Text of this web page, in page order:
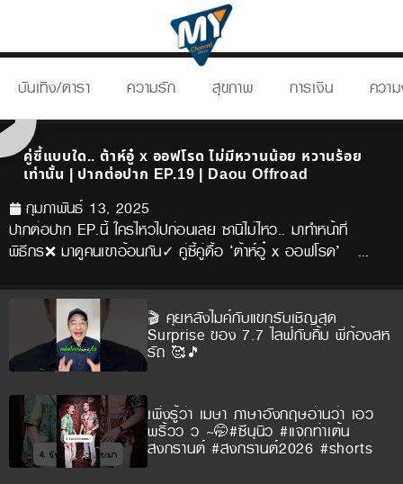
บันเทิง/ดารา ความรัก สุขภาพ การเงิน ควา
คู่ซี้แบบใด.. ต้าห์อู๋ x ออฟโรด ไม่มีหวานน้อย หวานร้อย
เท่านั้น | ปากต่อปาก EP.19 | Daou Offroad
กุมภาพันธ์ 13, 2025
ปากต่อปาก EP.นี้ ใครไหวไปก่อนเลย ซานิไม่ไหว.. มาทำหน้าที่
พิธีกร❌ มาดูคนเขาอ้อนกัน✓ คู่ซี้คู่ดื้อ ‘ต้าห์อู๋ x ออฟโรด’ ‍ ‍ …
🎬 คุยหลังไมค์กับแขกรับเชิญสุด
Surprise ของ 7.7 ไลฟ์กับคิ้ม พี่ก้องสห
รัถ 🥰🎵
เพิ่งรู้ว่า เมษา ภาษาอังกฤษอ่านว่า เอว
พริ้วว ว ~🤭#ซีนุนิว #แจกท่าเต้น
สงกรานต์ #สงกรานต์2026 #shorts